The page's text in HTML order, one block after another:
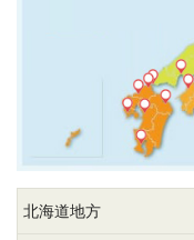
北海道地方